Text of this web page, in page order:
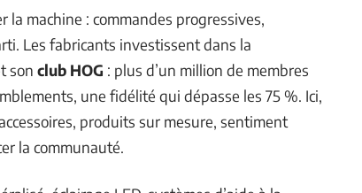
la machine : commandes progressives,
Les fabricants investissent dans la
son club HOG : plus d’un million de membres
une fidélité qui dépasse les 75 %. Ici,
produits sur mesure, sentiment
la communauté.